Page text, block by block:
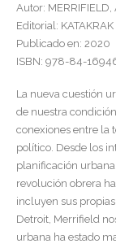
Autor: MERRIFIELD,
Editorial:
Publicado en: 2020
ISBN: 978-84-
La nueva cuestión
de nuestra
conexiones entre la
político. Desde los
planificación
revolución obrera
incluyen sus
Detroit, Merrifield
urbana ha estado